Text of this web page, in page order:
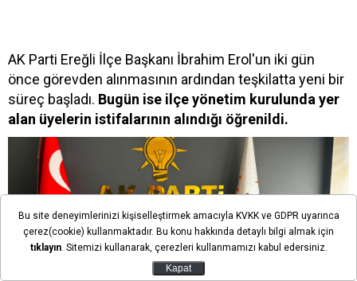
AK Parti Ereğli İlçe Başkanı İbrahim Erol'un iki gün
önce görevden alınmasının ardından teşkilatta yeni bir
süreç başladı. Bugün ise ilçe yönetim kurulunda yer
alan üyelerin istifalarının alındığı öğrenildi.
Bu site deneyimlerinizi kişiselleştirmek amacıyla KVKK ve GDPR uyarınca
çerez(cookie) kullanmaktadır. Bu konu hakkında detaylı bilgi almak için
tıklayın. Sitemizi kullanarak, çerezleri kullanmamızı kabul edersiniz.
Kapat